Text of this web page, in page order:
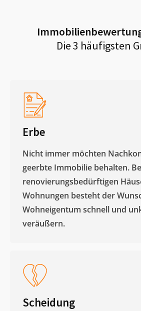
Die 3 häufigsten
Erbe
Nicht immer möchten
geerbte Immobilie behalten.
renovierungsbedürftigen
Wohnungen besteht der
Wohneigentum schnell und
veräußern. ​
Scheidung